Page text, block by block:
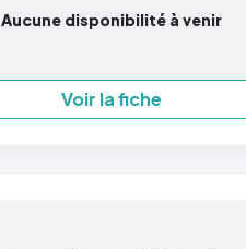
Aucune disponibilité à venir
Voir la fiche